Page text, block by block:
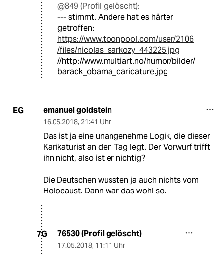
@849 (Profil gelöscht):
--- stimmt. Andere hat es härter
getroffen:
https://www.toonpool.com/user/2106
/files/nicolas_sarkozy_443225.jpg
//http://www.multiart.no/humor/bilder/
barack_obama_caricature.jpg
EG emanuel goldstein
16.05.2018, 21:41 Uhr
Das ist ja eine unangenehme Logik, die dieser
Karikaturist an den Tag legt. Der Vorwurf trifft
ihn nicht, also ist er nichtig?
Die Deutschen wussten ja auch nichts vom
Holocaust. Dann war das wohl so.
7G 76530 (Profil gelöscht)
17.05.2018, 11:11 Uhr